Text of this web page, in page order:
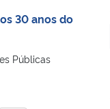
30 anos do
Públicas